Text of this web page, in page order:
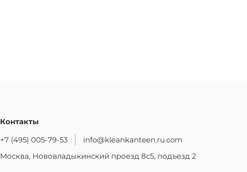
Контакты
+7 (495) 005-79-53
info@kleankanteen.ru.com
Москва, Нововладыкинский проезд 8с5, подъезд 2